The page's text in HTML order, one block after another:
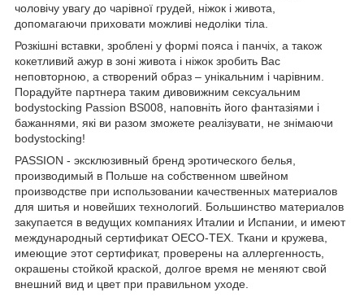
чоловічу увагу до чарівної грудей, ніжок і живота,
допомагаючи приховати можливі недоліки тіла.
Розкішні вставки, зроблені у формі пояса і панчіх, а також
кокетливий ажур в зоні живота і ніжок зробить Вас
неповторною, а створений образ – унікальним і чарівним.
Порадуйте партнера таким дивовижним сексуальним
bodystocking Passion BS008, наповніть його фантазіями і
бажаннями, які ви разом зможете реалізувати, не знімаючи
bodystocking!
PASSION - эксклюзивный бренд эротического белья,
производимый в Польше на собственном швейном
производстве при использовании качественных материалов
для шитья и новейших технологий. Большинство материалов
закупается в ведущих компаниях Италии и Испании, и имеют
международный сертификат OECO-TEX. Ткани и кружева,
имеющие этот сертификат, проверены на аллергенность,
окрашены стойкой краской, долгое время не меняют свой
внешний вид и цвет при правильном уходе.